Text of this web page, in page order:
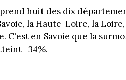
huit des dix
la Haute-Loire, la
C'est en Savoie que la
+34%.